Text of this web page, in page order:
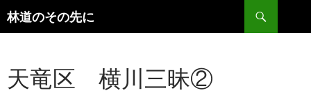
林道のその先に
検
索
ン
ツ
天竜区 横川三昧②